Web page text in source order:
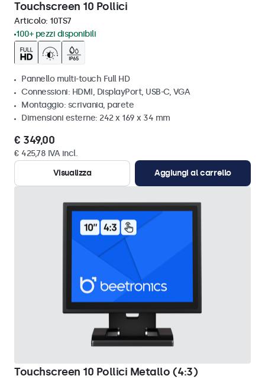
Touchscreen 10 Pollici
Articolo: 10TS7
100+ pezzi disponibili
Pannello multi-touch Full HD
Connessioni: HDMI, DisplayPort, USB-C, VGA
Montaggio: scrivania, parete
Dimensioni esterne: 242 x 169 x 34 mm
€ 349,00
€ 425,78 IVA incl.
Visualizza
Aggiungi al carrello
Touchscreen 10 Pollici Metallo (4:3)